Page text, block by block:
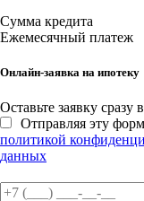
Сумма кредита
Ежемесячный платеж
Онлайн-заявка на ипотеку
Оставьте заявку сразу
Отправляя эту
политикой
данных